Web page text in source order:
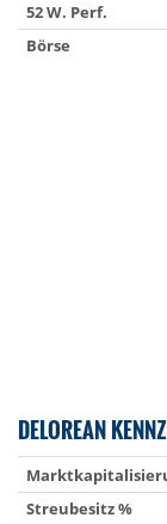
52 W. Perf.
Börse
DELOREAN
Streubesitz %